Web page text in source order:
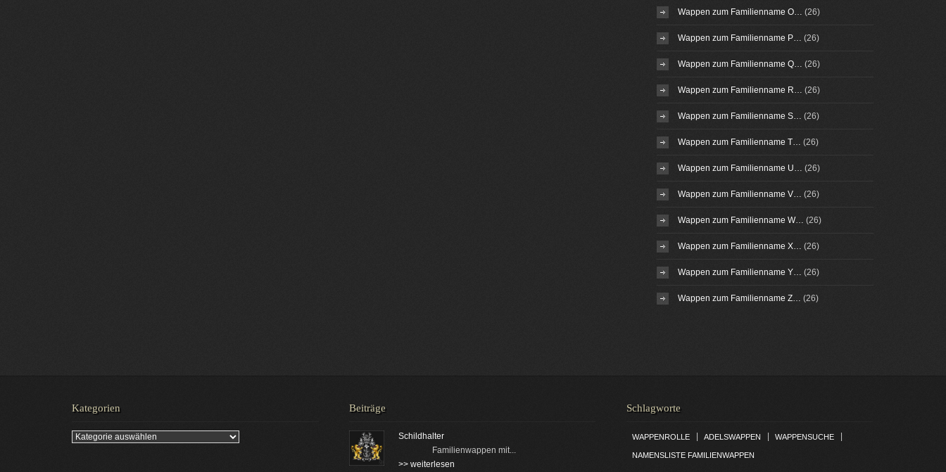
Wappen zum Familienname O… (26)
Wappen zum Familienname P… (26)
Wappen zum Familienname Q… (26)
Wappen zum Familienname R… (26)
Wappen zum Familienname S… (26)
Wappen zum Familienname T… (26)
Wappen zum Familienname U… (26)
Wappen zum Familienname V… (26)
Wappen zum Familienname W… (26)
Wappen zum Familienname X… (26)
Wappen zum Familienname Y… (26)
Wappen zum Familienname Z… (26)
Kategorien
Kategorien
Beiträge
Schildhalter
Familienwappen mit...
>> weiterlesen
Schlagworte
WAPPENROLLE ADELSWAPPEN WAPPENSUCHE
NAMENSLISTE FAMILIENWAPPEN